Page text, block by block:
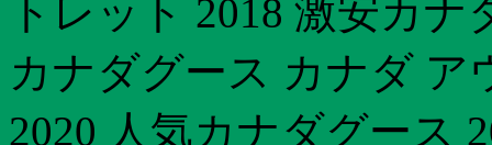
トレット 2018 激安カ
カナダグース カナダ ア
2020 人気カナダグース